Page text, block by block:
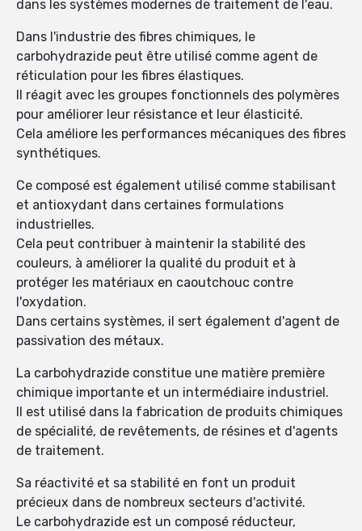
dans les systèmes modernes de traitement de l'eau.
Dans l'industrie des fibres chimiques, le
carbohydrazide peut être utilisé comme agent de
réticulation pour les fibres élastiques.
Il réagit avec les groupes fonctionnels des polymères
pour améliorer leur résistance et leur élasticité.
Cela améliore les performances mécaniques des fibres
synthétiques.
Ce composé est également utilisé comme stabilisant
et antioxydant dans certaines formulations
industrielles.
Cela peut contribuer à maintenir la stabilité des
couleurs, à améliorer la qualité du produit et à
protéger les matériaux en caoutchouc contre
l'oxydation.
Dans certains systèmes, il sert également d'agent de
passivation des métaux.
La carbohydrazide constitue une matière première
chimique importante et un intermédiaire industriel.
Il est utilisé dans la fabrication de produits chimiques
de spécialité, de revêtements, de résines et d'agents
de traitement.
Sa réactivité et sa stabilité en font un produit
précieux dans de nombreux secteurs d'activité.
Le carbohydrazide est un composé réducteur,